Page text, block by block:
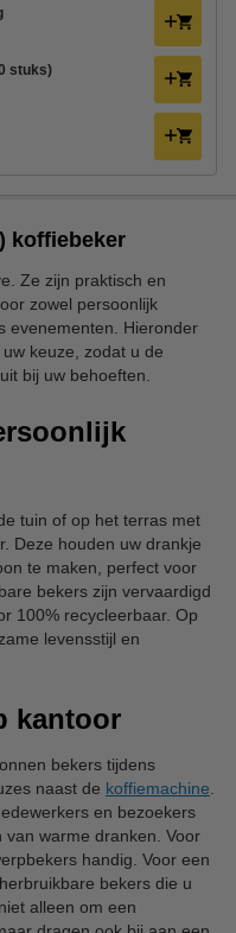
stuks)
koffiebeker
Ze zijn praktisch en
zowel persoonlijk
evenementen. Hieronder
keuze, zodat u de
bij uw behoeften.
tuin of op het terras met
Deze houden uw drankje
te maken, perfect voor
bekers zijn vervaardigd
100% recycleerbaar. Op
levensstijl en
kantoor
bekers tijdens
naast de koffiemachine
en bezoekers
warme dranken. Voor
handig. Voor een
bekers die u
alleen om een